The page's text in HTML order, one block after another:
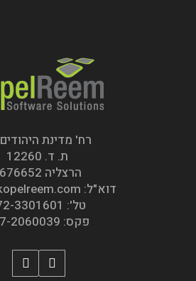
רח' מדינת היהודים 60
ת. ד. 12260
הרצליה 4676652
דוא"ל: sales@kopelreem.com
טל': 072-3301601
פקס: 077-2060039